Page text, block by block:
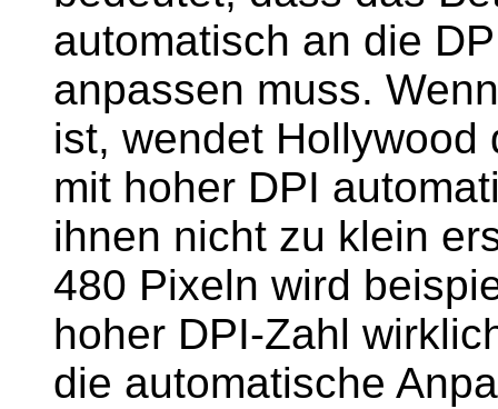
automatisch an die
anpassen muss. Wenn
ist, wendet
mit hoher DPI
ihnen nicht zu klein
480 Pixeln wird
hoher DPI-Zahl
die automatische